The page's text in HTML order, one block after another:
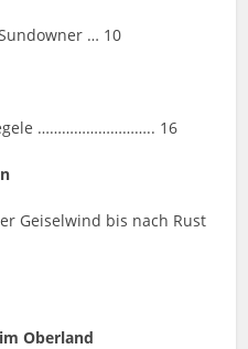
… 10
……………………….. 16
Geiselwind bis nach Rust
Oberland